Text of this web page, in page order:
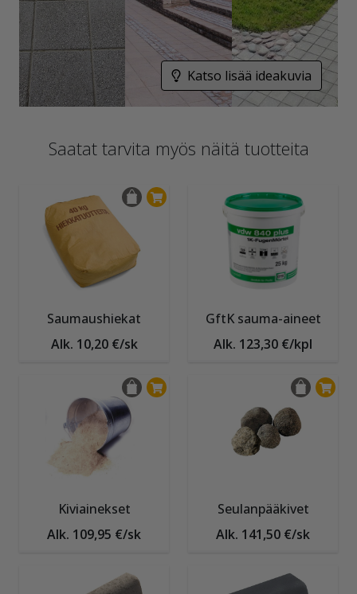
Katso lisää ideakuvia
Saatat tarvita myös näitä tuotteita
Saumaushiekat
Alk. 10,20 €/sk
GftK sauma-aineet
Alk. 123,30 €/kpl
Kiviainekset
Alk. 109,95 €/sk
Seulanpääkivet
Alk. 141,50 €/sk